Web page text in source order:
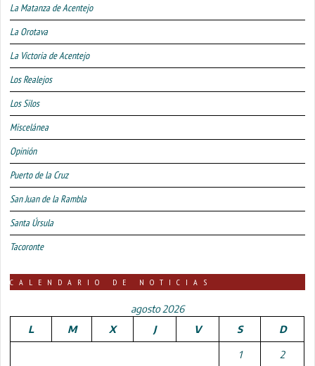
La Matanza de Acentejo
La Orotava
La Victoria de Acentejo
Los Realejos
Los Silos
Miscelánea
Opinión
Puerto de la Cruz
San Juan de la Rambla
Santa Úrsula
Tacoronte
CALENDARIO DE NOTICIAS
agosto 2026
L
M X J V S D
1 2